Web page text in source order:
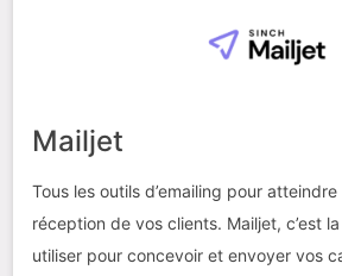
Mailjet
Tous les outils d’emailing pour
réception de vos clients. Mailjet, c’est
utiliser pour concevoir et envoyer vos